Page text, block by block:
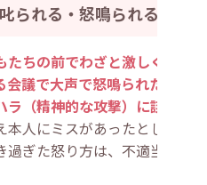
られる・怒鳴られる
ちの前でわざと激しく怒ら
議で大声で怒鳴られたりす
（精神的な攻撃）に該当す
本人にミスがあったとして
ぎた怒り方は、不適当とい